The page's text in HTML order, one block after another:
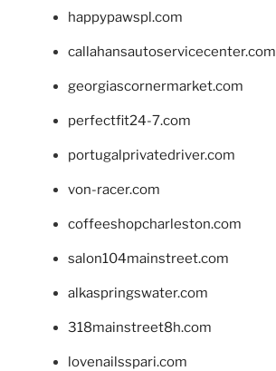
happypawspl.com
callahansautoservicecenter.com
georgiascornermarket.com
perfectfit24-7.com
portugalprivatedriver.com
von-racer.com
coffeeshopcharleston.com
salon104mainstreet.com
alkaspringswater.com
318mainstreet8h.com
lovenailsspari.com